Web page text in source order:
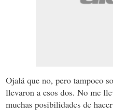
Ojalá que no, pero tampoco
llevaron a esos dos. No me
muchas posibilidades de